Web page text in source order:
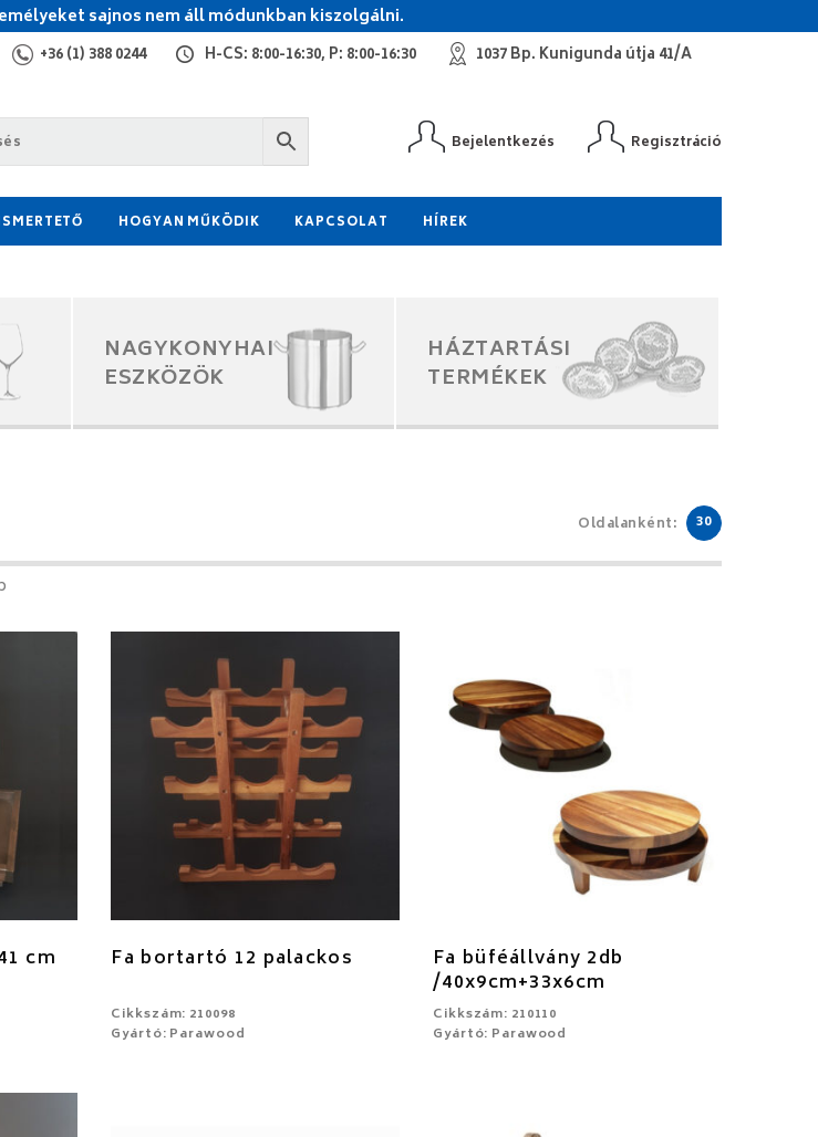
sajnos nem áll módunkban kiszolgálni.
+36 (1) 388 0244 H-CS: 8:00-16:30, P: 8:00-16:30 1037 Bp. Kunigunda útja 41/A
Bejelentkezés Regisztráció
HOGYAN MŰKÖDIK KAPCSOLAT HÍREK
NAGYKONYHAI
ESZKÖZÖK
HÁZTARTÁSI
TERMÉKEK
Oldalanként: 30
cm Fa bortartó 12 palackos
Cikkszám: 210098
Gyártó: Parawood
Fa büféállvány 2db
/40x9cm+33x6cm
Cikkszám: 210110
Gyártó: Parawood